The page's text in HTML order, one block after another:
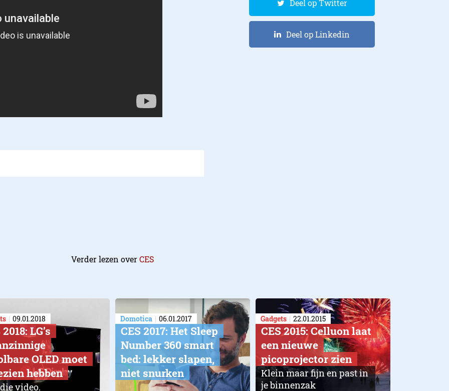
Deel op Twitter
Deel op Linkedin
Verder lezen overCES
09.01.2018
LG’s
OLED moet
hebben
video.
Domotica 06.01.2017
CES 2017: Het Sleep
Number 360 smart
bed: lekker slapen,
niet snurken
Gadgets 22.01.2015
CES 2015: Celluon laat
een nieuwe
picoprojector zien
Klein maar fijn en past in
je binnenzak